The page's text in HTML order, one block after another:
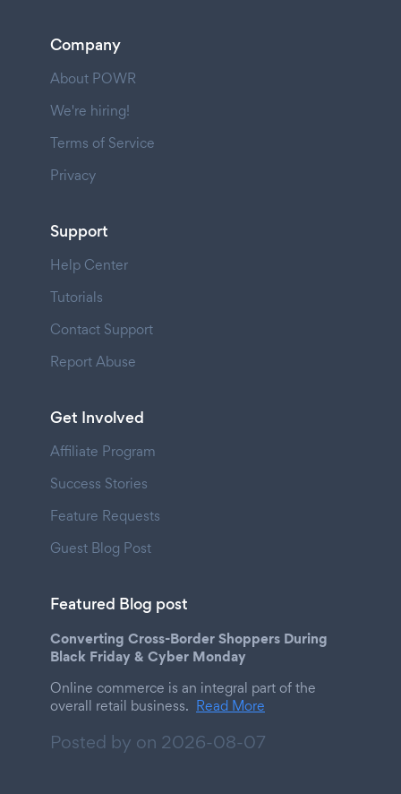
Company
About POWR
We're hiring!
Terms of Service
Privacy
Support
Help Center
Tutorials
Contact Support
Report Abuse
Get Involved
Affiliate Program
Success Stories
Feature Requests
Guest Blog Post
Featured Blog post
Converting Cross-Border Shoppers During
Black Friday & Cyber Monday
Online commerce is an integral part of the
overall retail business. Read More
Posted by on 2026-08-07